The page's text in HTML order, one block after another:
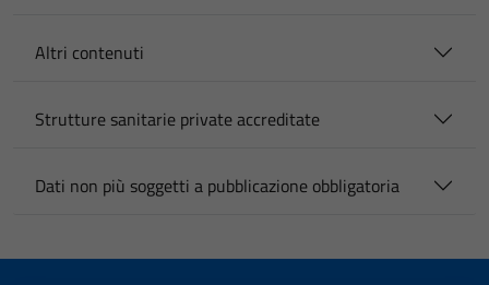
Altri contenuti
Strutture sanitarie private accreditate
Dati non più soggetti a pubblicazione obbligatoria